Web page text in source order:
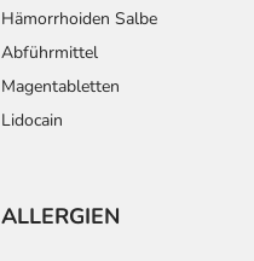
Hämorrhoiden Salbe
Abführmittel
Magentabletten
Lidocain
ALLERGIEN